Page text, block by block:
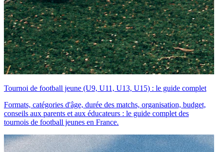
Tournoi de football jeune (U9, U11, U13, U15) : le guide complet
Formats, catégories d'âge, durée des matchs, organisation, budget,
conseils aux parents et aux éducateurs : le guide complet des
tournois de football jeunes en France.